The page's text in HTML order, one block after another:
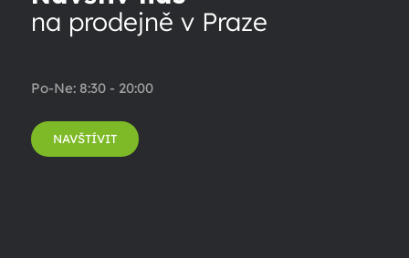
na prodejně v Praze
Po-Ne: 8:30 - 20:00
NAVŠTÍVIT